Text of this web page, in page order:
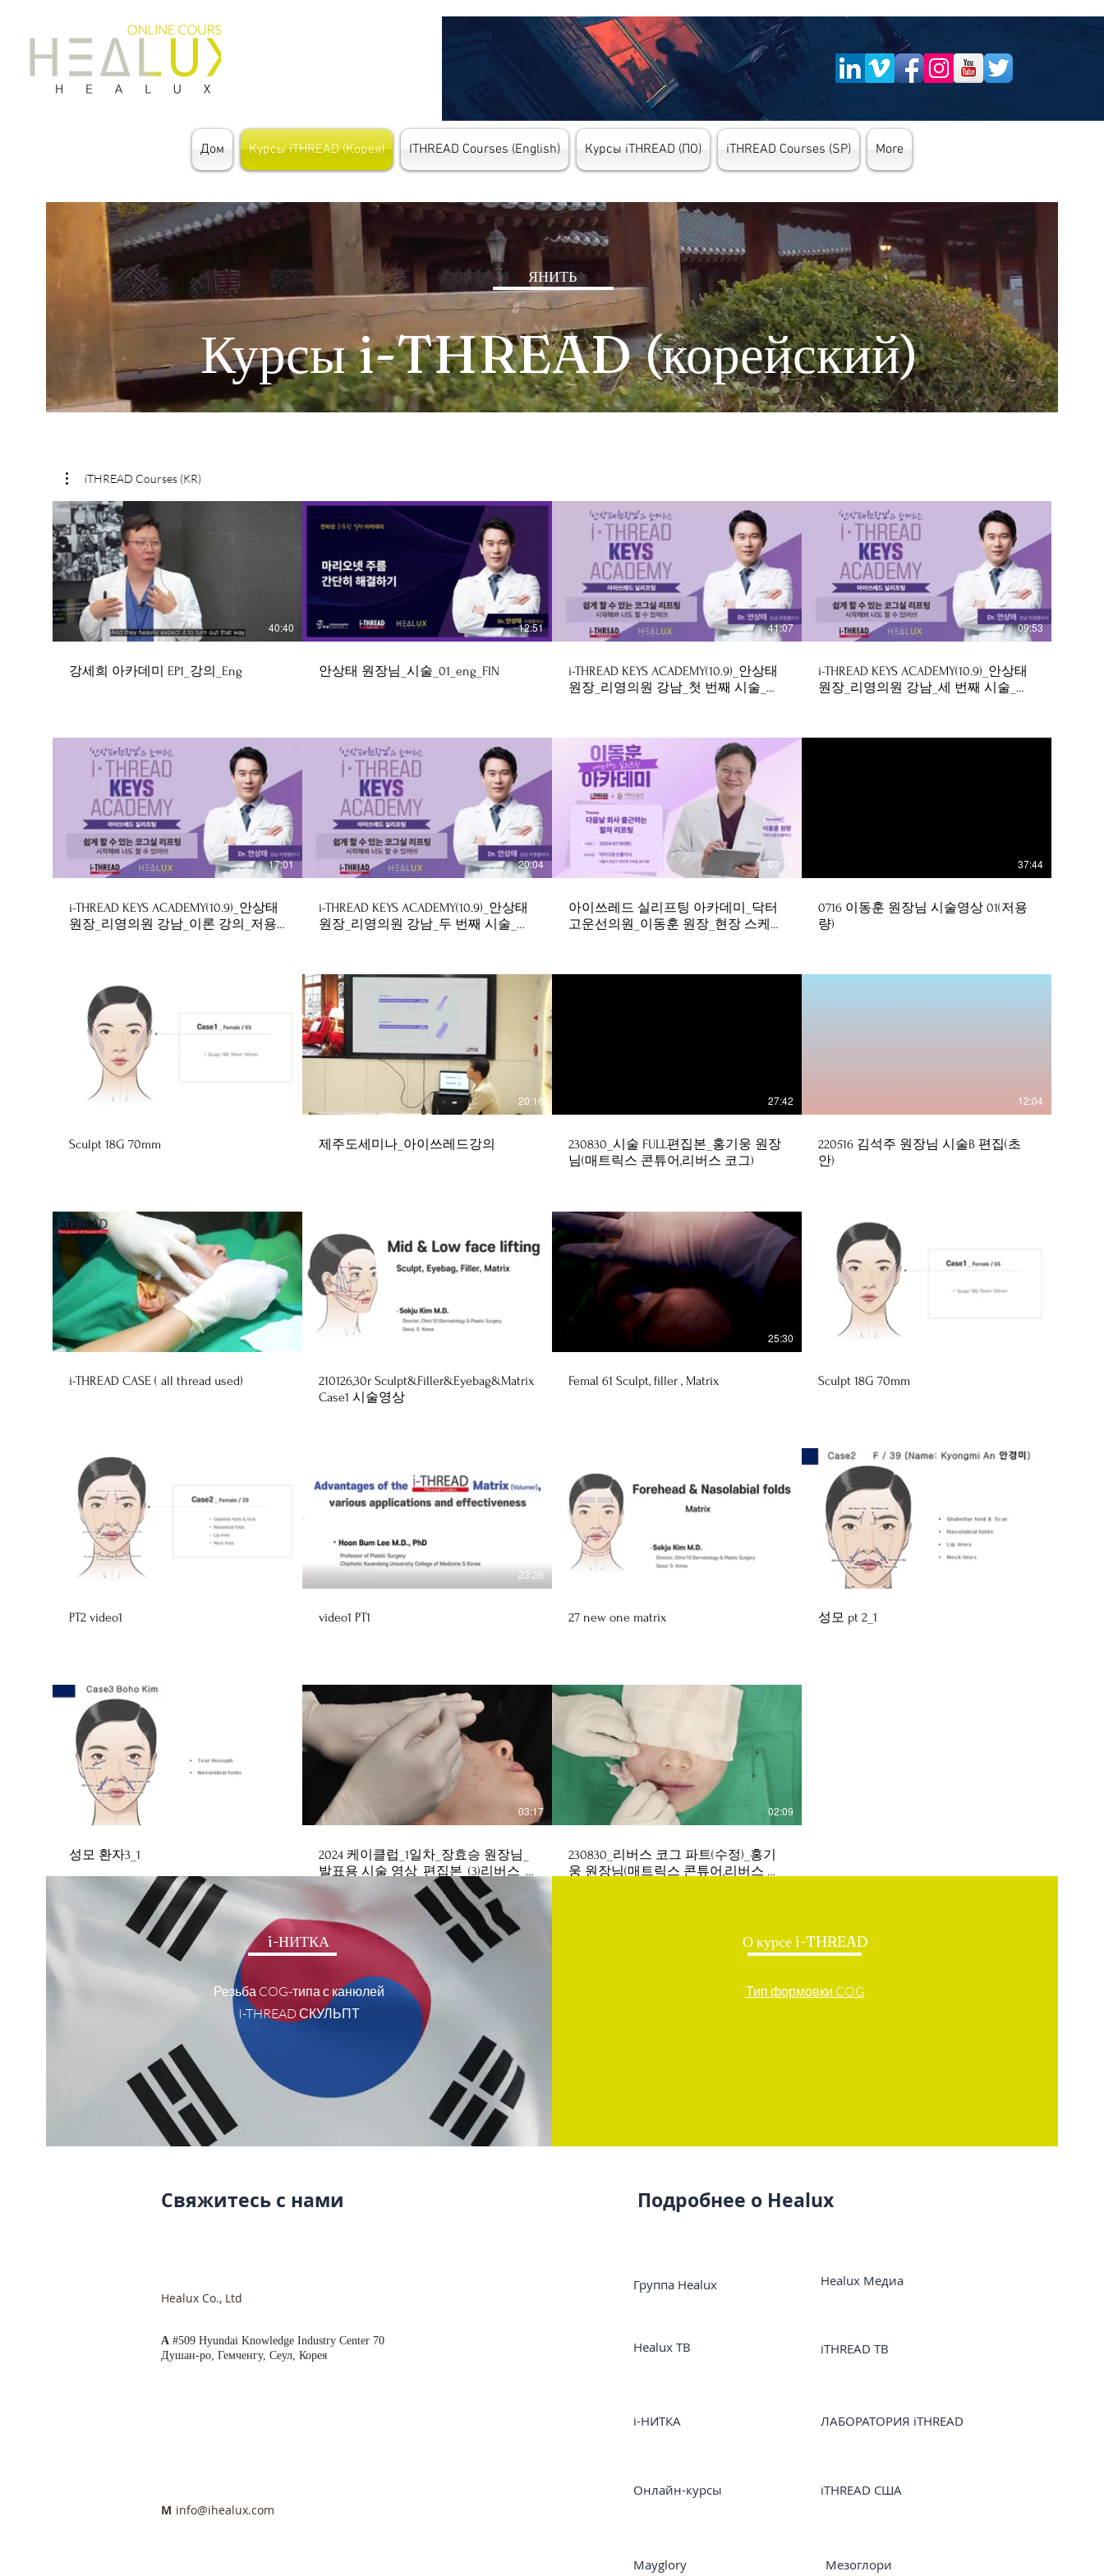
Дом Курсы iTHREAD (Корея) ITHREAD Courses (English) Курсы iTHREAD (ПО) iTHREAD Courses (SP) More
ЯНИТЬ
Курсы i-THREAD (корейский)
iTHREAD Courses (KR)
40:40
강세희 아카데미 EP1_강의_Eng
12:51
안상태 원장님_시술_01_eng_FIN
41:07
i-THREAD KEYS ACADEMY(10.9)_안상태
원장_리영의원 강남_첫 번째 시술_저
09:53
i-THREAD KEYS ACADEMY(10.9)_안상태
원장_리영의원 강남_세 번째 시술_저
17:01
i-THREAD KEYS ACADEMY(10.9)_안상태
원장_리영의원 강남_이론 강의_저용
20:04
i-THREAD KEYS ACADEMY(10.9)_안상태
원장_리영의원 강남_두 번째 시술_저
03:12
아이쓰레드 실리프팅 아카데미_닥터
고운선의원_이동훈 원장_현장 스케치
37:44
0716 이동훈 원장님 시술영상 01(저용
량)
Sculpt 18G 70mm
20:16
제주도세미나_아이쓰레드강의
27:42
230830_시술 FULL편집본_홍기웅 원장
님(매트릭스 콘튜어,리버스 코그)
12:04
220516 김석주 원장님 시술B 편집(초
안)
i-THREAD CASE ( all thread used)
210126,30r Sculpt&Filler&Eyebag&Matrix
Case1 시술영상
25:30
Femal 61 Sculpt, filler , Matrix Sculpt 18G 70mm
PT2 video1
23:26
video1 PT1 27 new one matrix 성모 pt 2_1
성모 환자3_1
03:17
2024 케이클럽_1일차_장효승 원장님_
발표용 시술 영상_편집본_(3)리버스_
확인용_240822
02:09
230830_리버스 코그 파트(수정)_홍기
웅 원장님(매트릭스 콘튜어,리버스 코
i-НИТКА
Резьба COG-типа с канюлей
I-THREAD СКУЛЬПТ
О курсе i-THREAD
Тип формовки COG
Свяжитесь с нами
Healux Co., Ltd
A #509 Hyundai Knowledge Industry Center 70
Душан-ро, Гемченгу, Сеул, Корея
Подробнее о Healux
Группа Healux
Healux ТВ
i-НИТКА
Онлайн-курсы
Healux Медиа
iTHREAD ТВ
ЛАБОРАТОРИЯ iTHREAD
iTHREAD США
М info@ihealux.com
Mayglory Мезоглори